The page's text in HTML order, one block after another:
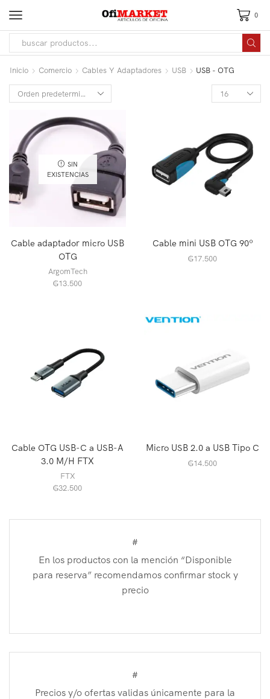
0
Inicio Comercio Cables Y Adaptadores USB USB - OTG
SIN
EXISTENCIAS
Cable adaptador micro USB
OTG
ArgomTech
₲13.500
Cable mini USB OTG 90º
₲17.500
Cable OTG USB-C a USB-A
3.0 M/H FTX
FTX
₲32.500
Micro USB 2.0 a USB Tipo C
₲14.500
#
En los productos con la mención “Disponible
para reserva” recomendamos confirmar stock y
precio
#
Precios y/o ofertas validas únicamente para la